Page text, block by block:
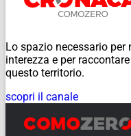
Lo spazio necessario
interezza e per
questo territorio.
scopri il canale